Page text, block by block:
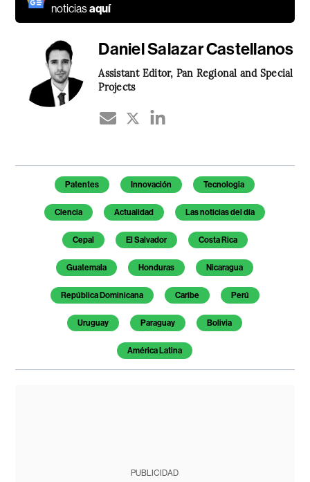
noticiasaquí
Daniel Salazar Castellanos
Assistant Editor, Pan Regional and Special
Projects
Temas de este artículo
Patentes Innovación Tecnologia
Ciencia Actualidad Las noticias del día
Cepal El Salvador Costa Rica
Guatemala Honduras Nicaragua
República Dominicana Caribe Perú
Uruguay Paraguay Bolivia
América Latina
PUBLICIDAD